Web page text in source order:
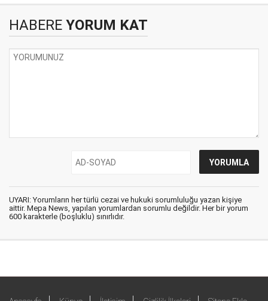
HABERE YORUM KAT
UYARI: Yorumların her türlü cezai ve hukuki sorumluluğu yazan kişiye
aittir. Mepa News, yapılan yorumlardan sorumlu değildir. Her bir yorum
600 karakterle (boşluklu) sınırlıdır.